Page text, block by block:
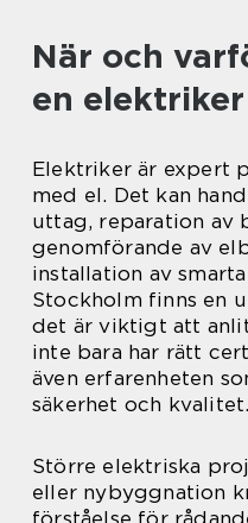
När och
en elektriker
Elektriker är expert
med el. Det kan
uttag, reparation av
genomförande av
installation av
Stockholm finns en
det är viktigt att
inte bara har rätt
även erfarenheten
säkerhet och kvalitet.
Större elektriska
eller nybyggnation
förståelse för